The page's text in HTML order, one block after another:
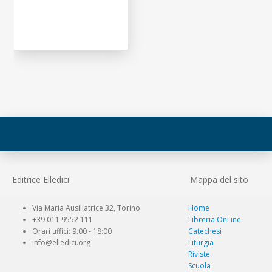
Editrice Elledici Mappa del sito
Via Maria Ausiliatrice 32, Torino
+39 011 9552 111
Orari uffici: 9.00 - 18:00
info@elledici.org
Home
Libreria OnLine
Catechesi
Liturgia
Riviste
Scuola